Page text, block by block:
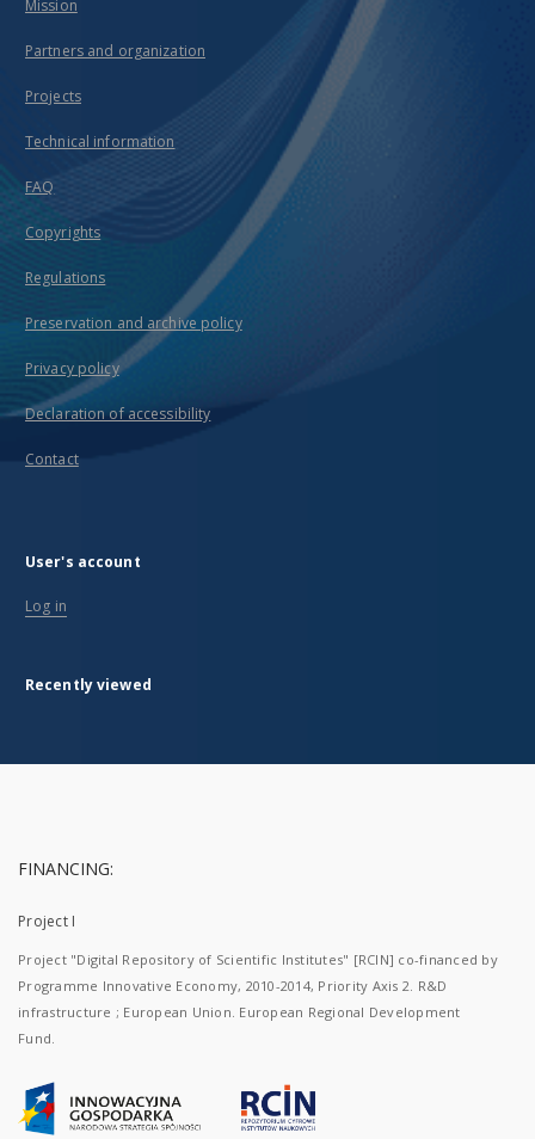
Mission
Partners and organization
Projects
Technical information
FAQ
Copyrights
Regulations
Preservation and archive policy
Privacy policy
Declaration of accessibility
Contact
User's account
Log in
Recently viewed
FINANCING:
Project I
Project "Digital Repository of Scientific Institutes" [RCIN] co-financed by
Programme Innovative Economy, 2010-2014, Priority Axis 2. R&D
infrastructure ; European Union. European Regional Development
Fund.